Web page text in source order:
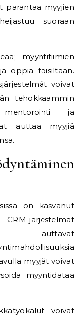
parantaa myyjien
suoraan
myyntitiimien
oppia toisiltaan.
voivat
tehokkaammin
ja
auttaa myyjiä
on kasvanut
auttavat
myyjät voivat
myyntidataa
voivat